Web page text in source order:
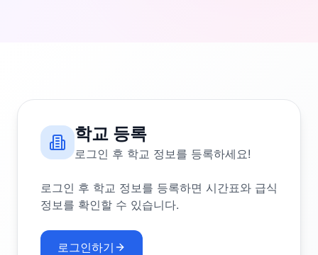
학교 등록
로그인 후 학교 정보를 등록하세요!
로그인 후 학교 정보를 등록하면 시간표와 급식
정보를 확인할 수 있습니다.
로그인하기